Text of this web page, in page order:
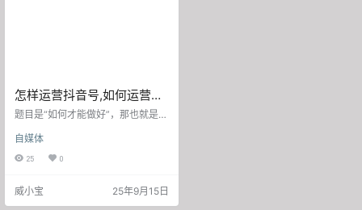
怎样运营抖音号,如何运营好
一个抖音号!
题目是“如何才能做好”，那也就是提
到如何提升。我这边分享一些我的
反思，希望对你有用。直入主题:
的营销目标。如:企业需要推广品
牌，微商账号需要带货，个人账号
自媒体
25 0
威小宝 25年9月15日